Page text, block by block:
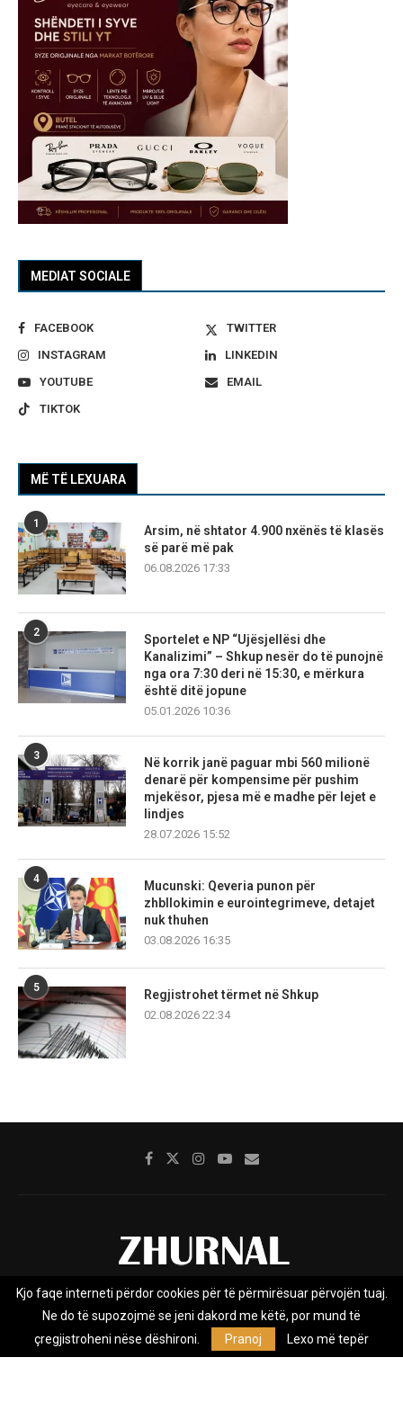
MEDIAT SOCIALE
FACEBOOK
TWITTER
INSTAGRAM
LINKEDIN
YOUTUBE
EMAIL
TIKTOK
MË TË LEXUARA
1
Arsim, në shtator 4.900 nxënës të klasës
së parë më pak
06.08.2026 17:33
2
Sportelet e NP “Ujësjellësi dhe
Kanalizimi” – Shkup nesër do të punojnë
nga ora 7:30 deri në 15:30, e mërkura
është ditë jopune
05.01.2026 10:36
3
Në korrik janë paguar mbi 560 milionë
denarë për kompensime për pushim
mjekësor, pjesa më e madhe për lejet e
lindjes
28.07.2026 15:52
4
Mucunski: Qeveria punon për
zhbllokimin e eurointegrimeve, detajet
nuk thuhen
03.08.2026 16:35
5
Regjistrohet tërmet në Shkup
02.08.2026 22:34
Rreth nesh Impresumi Marketing
Privacy Policy
Zhurnal.mk është Agjenci e Lajmeve e pavarur, e themeluar në vitin
Kjo faqe interneti përdor cookies për të përmirësuar përvojën tuaj.
Ne do të supozojmë se jeni dakord me këtë, por mund të
çregjistroheni nëse dëshironi.
Pranoj Lexo më tepër